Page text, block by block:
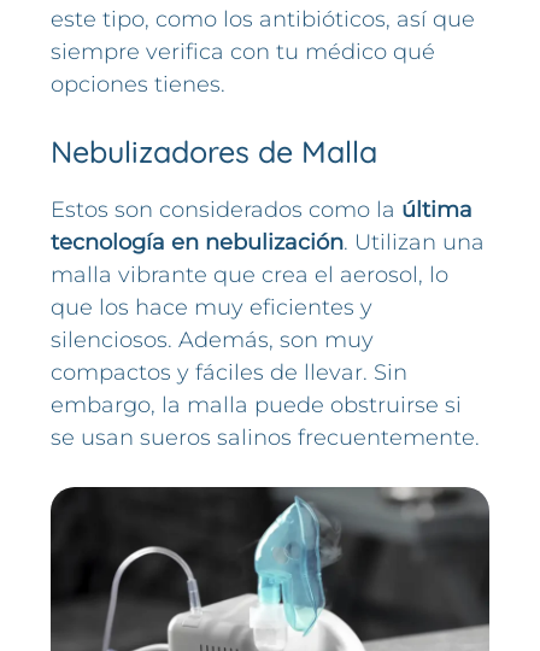
este tipo, como los antibióticos, así que
siempre verifica con tu médico qué
opciones tienes.
Nebulizadores de Malla
Estos son considerados como la última
tecnología en nebulización. Utilizan una
malla vibrante que crea el aerosol, lo
que los hace muy eficientes y
silenciosos. Además, son muy
compactos y fáciles de llevar. Sin
embargo, la malla puede obstruirse si
se usan sueros salinos frecuentemente.